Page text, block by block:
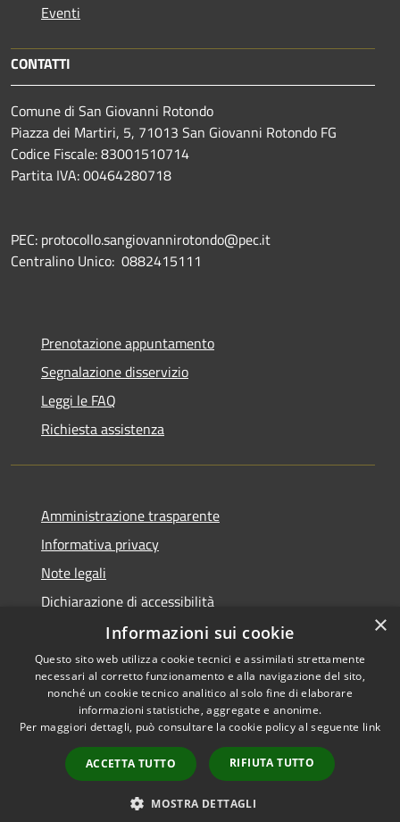
Eventi
CONTATTI
Comune di San Giovanni Rotondo
Piazza dei Martiri, 5, 71013 San Giovanni Rotondo FG
Codice Fiscale: 83001510714
Partita IVA: 00464280718
PEC: protocollo.sangiovannirotondo@pec.it
Centralino Unico: 0882415111
Prenotazione appuntamento
Segnalazione disservizio
Leggi le FAQ
Richiesta assistenza
Amministrazione trasparente
Informativa privacy
Note legali
Dichiarazione di accessibilità
Accessibilità
Privacy
Mappa del sito
Copyright © 2026 • Comune di
San Giovanni Rotondo •
Powered byMunicipium •
Accesso redazione
×
Informazioni sui cookie
Questo sito web utilizza cookie tecnici e assimilati strettamente
necessari al corretto funzionamento e alla navigazione del sito,
nonché un cookie tecnico analitico al solo fine di elaborare
informazioni statistiche, aggregate e anonime.
Per maggiori dettagli, può consultare la cookie policy al seguente link
ACCETTA TUTTO RIFIUTA TUTTO
MOSTRA DETTAGLI